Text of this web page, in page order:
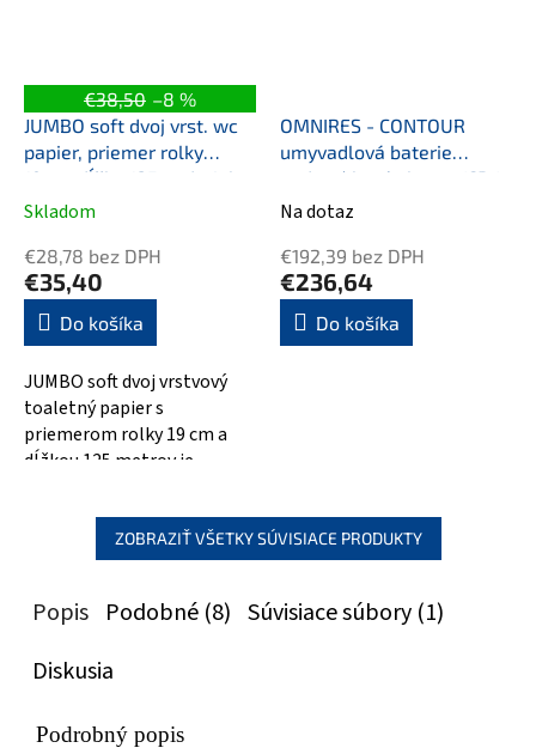
€38,50 –8 %
JUMBO soft dvoj vrst. wc
papier, priemer rolky
19cm, dĺžka 125m, dutinka
75mm
Skladom
€28,78 bez DPH
€35,40
Do košíka
JUMBO soft dvoj vrstvový
toaletný papier s
priemerom rolky 19 cm a
dĺžkou 125 metrov je
domácnosť alebo...
OMNIRES - CONTOUR
umyvadlová baterie
podomítková chrom /CR/
CT8015CR
Na dotaz
€192,39 bez DPH
€236,64
Do košíka
ZOBRAZIŤ VŠETKY SÚVISIACE PRODUKTY
Popis Podobné (8) Súvisiace súbory (1)
Diskusia
Podrobný popis